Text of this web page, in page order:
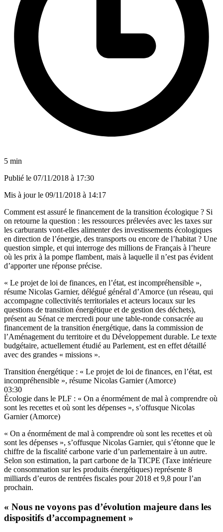
5 min
Publié le 07/11/2018 à 17:30
Mis à jour le 09/11/2018 à 14:17
Comment est assuré le financement de la transition écologique ? Si
on retourne la question : les ressources prélevées avec les taxes sur
les carburants vont-elles alimenter des investissements écologiques
en direction de l’énergie, des transports ou encore de l’habitat ? Une
question simple, et qui interroge des millions de Français à l’heure
où les prix à la pompe flambent, mais à laquelle il n’est pas évident
d’apporter une réponse précise.
« Le projet de loi de finances, en l’état, est incompréhensible »,
résume Nicolas Garnier, délégué général d’Amorce (un réseau, qui
accompagne collectivités territoriales et acteurs locaux sur les
questions de transition énergétique et de gestion des déchets),
présent au Sénat ce mercredi pour une table-ronde consacrée au
financement de la transition énergétique, dans la commission de
l’Aménagement du territoire et du Développement durable. Le texte
budgétaire, actuellement étudié au Parlement, est en effet détaillé
avec des grandes « missions ».
Transition énergétique : « Le projet de loi de finances, en l’état, est
incompréhensible », résume Nicolas Garnier (Amorce)
03:30
Écologie dans le PLF : « On a énormément de mal à comprendre où
sont les recettes et où sont les dépenses », s’offusque Nicolas
Garnier (Amorce)
« On a énormément de mal à comprendre où sont les recettes et où
sont les dépenses », s’offusque Nicolas Garnier, qui s’étonne que le
chiffre de la fiscalité carbone varie d’un parlementaire à un autre.
Selon son estimation, la part carbone de la TICPE (Taxe intérieure
de consommation sur les produits énergétiques) représente 8
milliards d’euros de rentrées fiscales pour 2018 et 9,8 pour l’an
prochain.
« Nous ne voyons pas d’évolution majeure dans les
dispositifs d’accompagnement »